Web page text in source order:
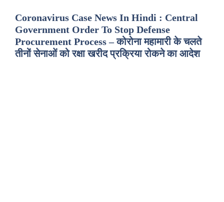
Coronavirus Case News In Hindi : Central
Government Order To Stop Defense
Procurement Process – कोरोना महामारी के चलते
तीनों सेनाओं को रक्षा खरीद प्रक्रिया रोकने का आदेश